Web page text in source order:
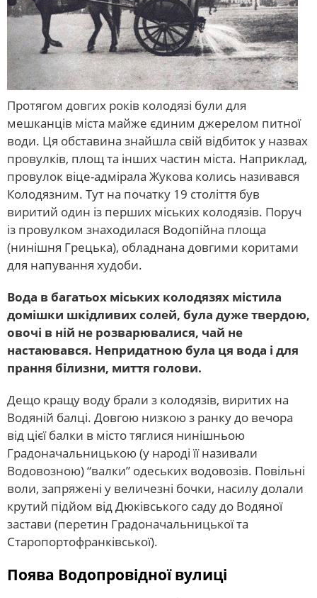
Протягом довгих років колодязі були для
мешканців міста майже єдиним джерелом питної
води. Ця обставина знайшла свій відбиток у назвах
провулків, площ та інших частин міста. Наприклад,
провулок віце-адмірала Жукова колись називався
Колодязним. Тут на початку 19 століття був
виритий один із перших міських колодязів. Поруч
із провулком знаходилася Водопійна площа
(нинішня Грецька), обладнана довгими коритами
для напування худоби.
Вода в багатьох міських колодязях містила
домішки шкідливих солей, була дуже твердою,
овочі в ній не розварювалися, чай не
настаювався. Непридатною була ця вода і для
прання білизни, миття голови.
Дещо кращу воду брали з колодязів, виритих на
Водяній балці. Довгою низкою з ранку до вечора
від цієї балки в місто тяглися нинішньою
Градоначальницькою (у народі її називали
Водовозною) “валки” одеських водовозів. Повільні
воли, запряжені у величезні бочки, насилу долали
крутий підйом від Дюківського саду до Водяної
застави (перетин Градоначальницької та
Старопортофранківської).
Поява Водопровідної вулиці